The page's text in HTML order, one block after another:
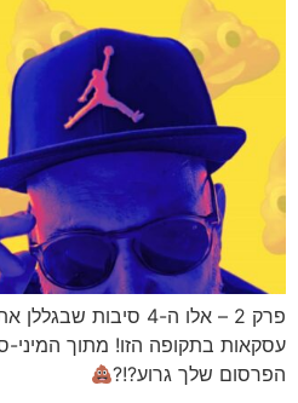
פרק 2 – אלו ה-4 סיבות
עסקאות בתקופה הזו! מתוך
הפרסום שלך גרוע?!?